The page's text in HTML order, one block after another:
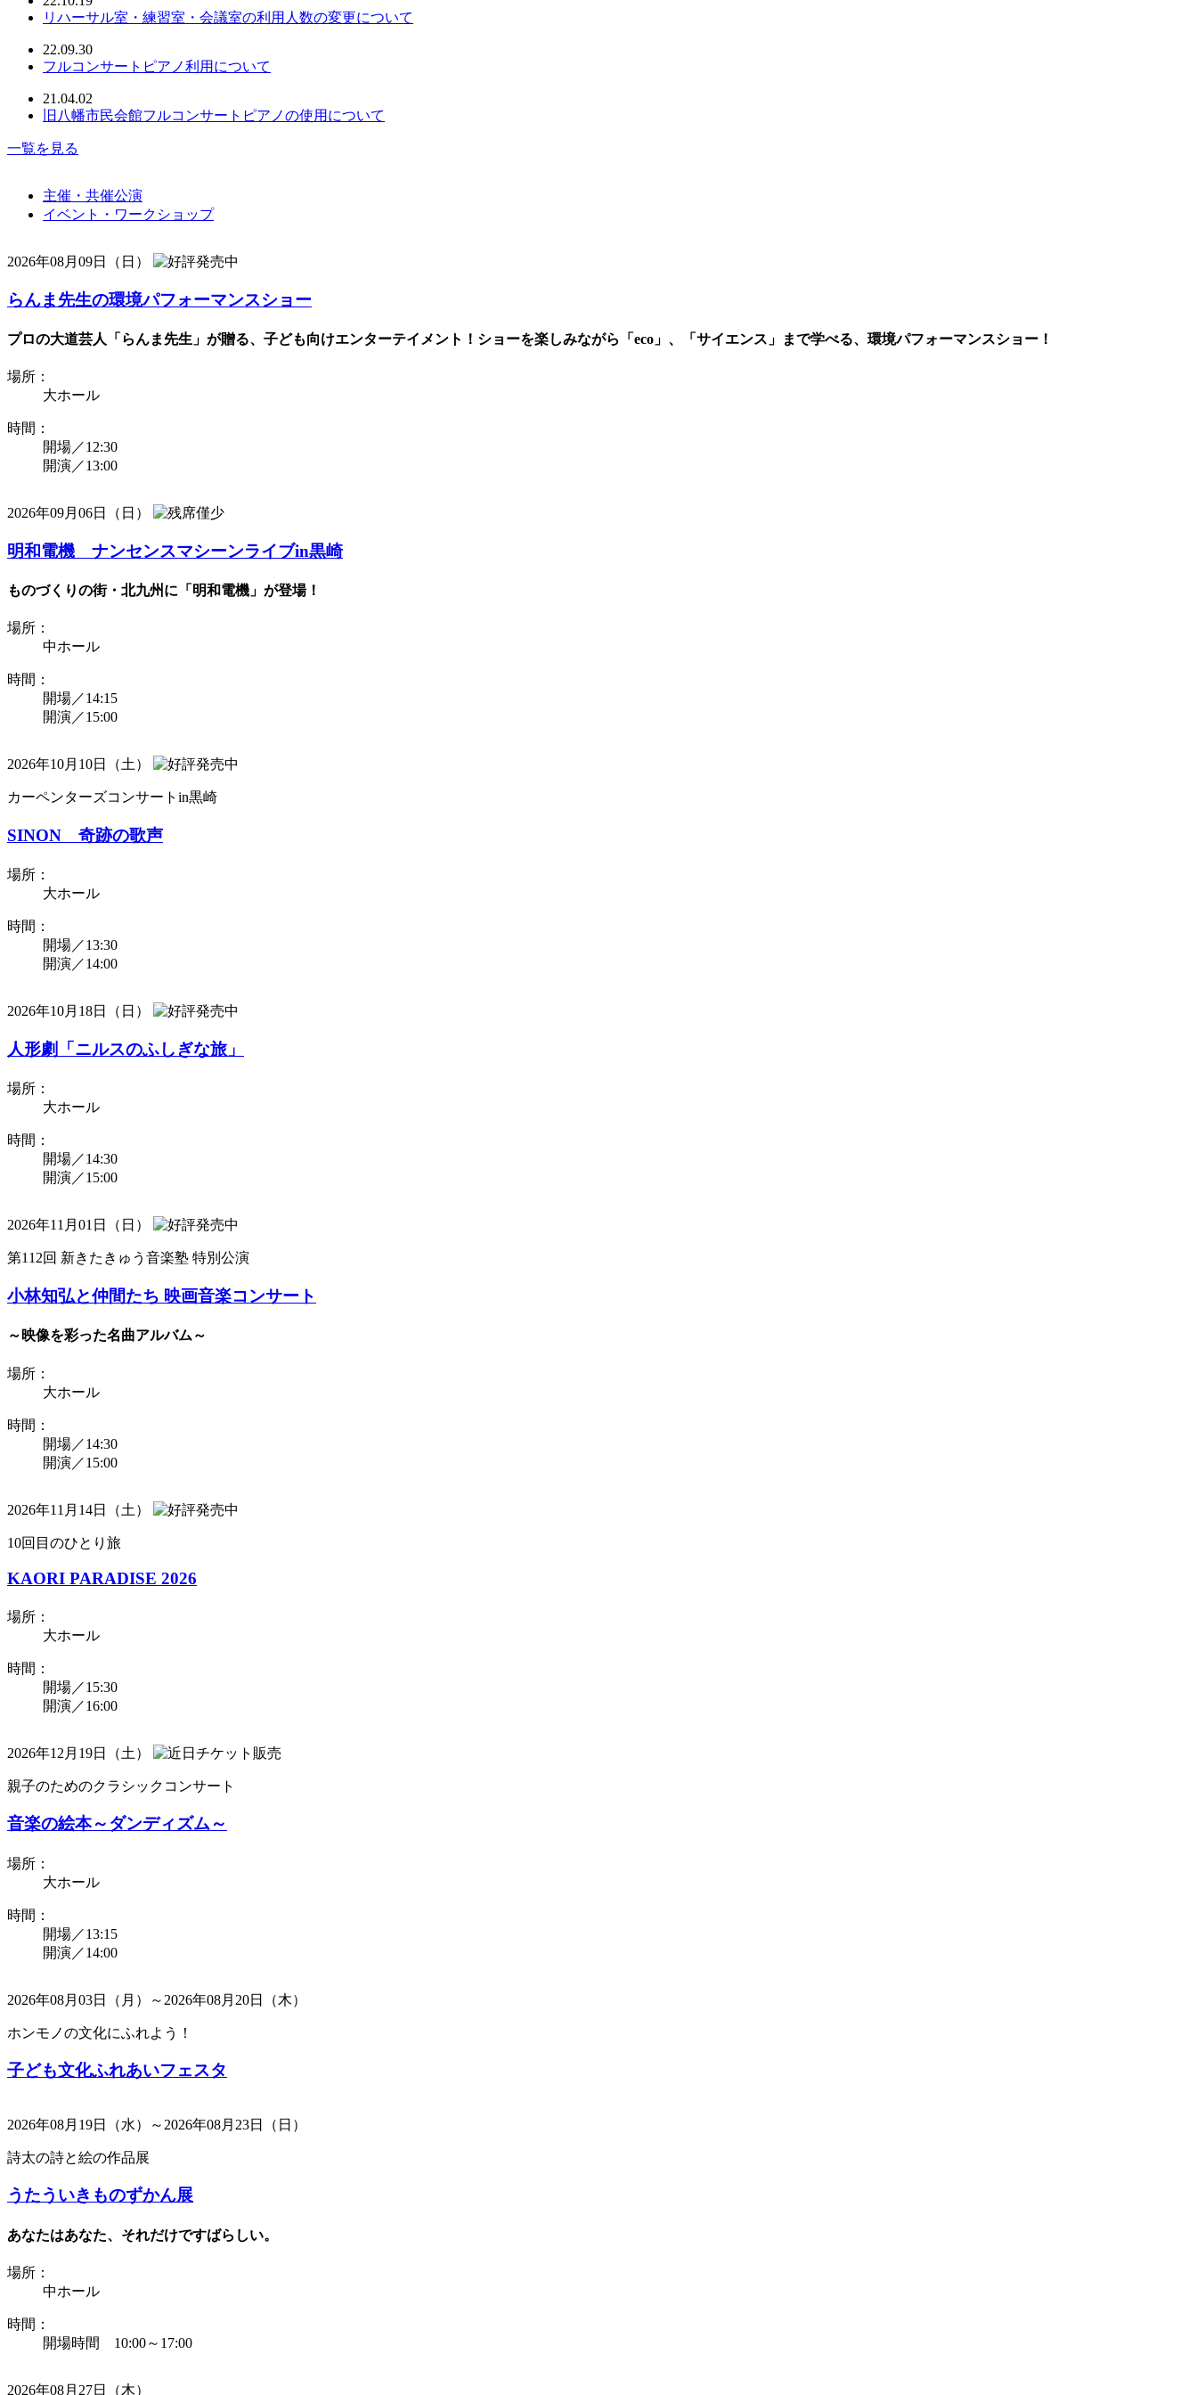
リハーサル室・練習室・会議室の利用人数の変更について
22.09.30
フルコンサートピアノ利用について
21.04.02
旧八幡市民会館フルコンサートピアノの使用について
一覧を見る
主催・共催公演
イベント・ワークショップ
2026年08月09日（日）
らんま先生の環境パフォーマンスショー
プロの大道芸人「らんま先生」が贈る、子ども向けエンターテイメント！ショーを楽しみながら「eco」、「サイエンス」まで学べる、環境パフォーマンスショー！
場所：
大ホール
時間：
開場／12:30
開演／13:00
2026年09月06日（日）
明和電機 ナンセンスマシーンライブin黒崎
ものづくりの街・北九州に「明和電機」が登場！
場所：
中ホール
時間：
開場／14:15
開演／15:00
2026年10月10日（土）
カーペンターズコンサートin黒崎
SINON 奇跡の歌声
場所：
大ホール
時間：
開場／13:30
開演／14:00
2026年10月18日（日）
人形劇「ニルスのふしぎな旅」
場所：
大ホール
時間：
開場／14:30
開演／15:00
2026年11月01日（日）
第112回 新きたきゅう音楽塾 特別公演
小林知弘と仲間たち 映画音楽コンサート
～映像を彩った名曲アルバム～
場所：
大ホール
時間：
開場／14:30
開演／15:00
2026年11月14日（土）
10回目のひとり旅
KAORI PARADISE 2026
場所：
大ホール
時間：
開場／15:30
開演／16:00
2026年12月19日（土）
親子のためのクラシックコンサート
音楽の絵本～ダンディズム～
場所：
大ホール
時間：
開場／13:15
開演／14:00
2026年08月03日（月）～2026年08月20日（木）
ホンモノの文化にふれよう！
子ども文化ふれあいフェスタ
2026年08月19日（水）～2026年08月23日（日）
詩太の詩と絵の作品展
うたういきものずかん展
あなたはあなた、それだけですばらしい。
場所：
中ホール
時間：
開場時間 10:00～17:00
2026年08月27日（木）